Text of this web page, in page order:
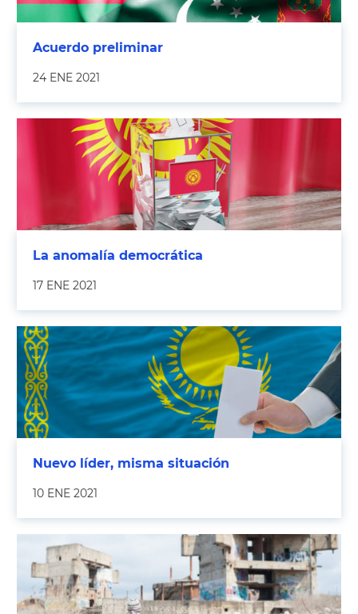
Acuerdo preliminar
24 ENE 2021
La anomalía democrática
17 ENE 2021
Nuevo líder, misma situación
10 ENE 2021